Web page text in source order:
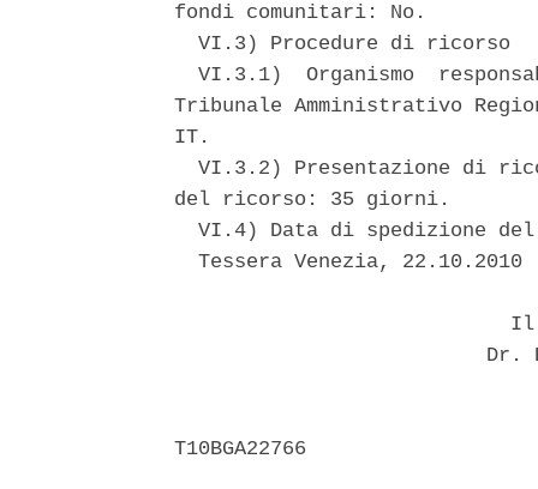
fondi comunitari: No.
  VI.3) Procedure di ricorso
VI.3.1)  Organismo
Tribunale Amministrativo
IT.
VI.3.2) Presentazione di
del ricorso: 35 giorni.
VI.4) Data di spedizione
  Tessera Venezia, 22.10.2010